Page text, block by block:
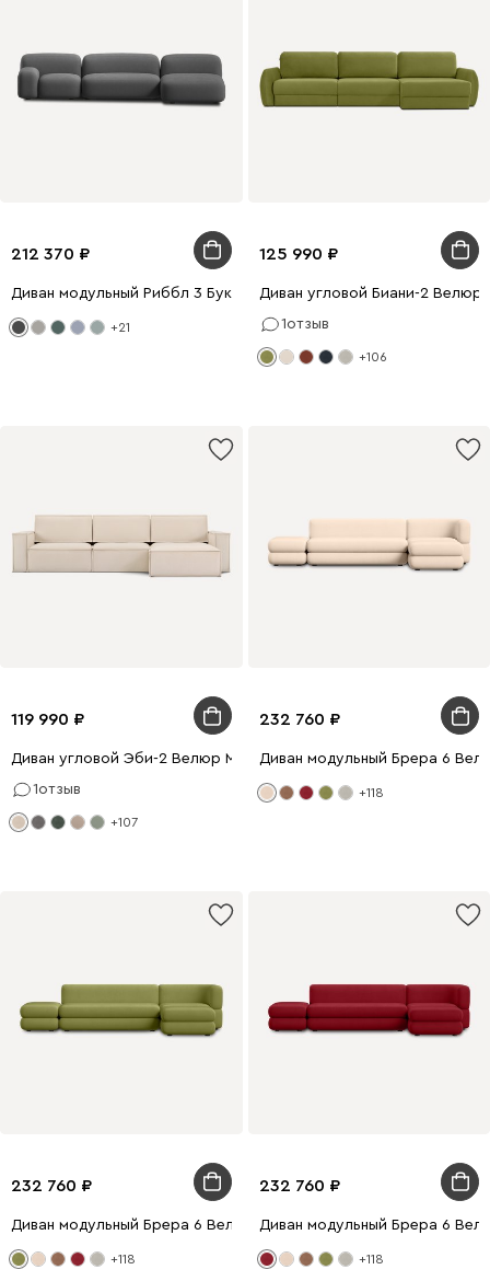
212 370
Диван модульный Риббл 3 Букле Графитовый
+21
125 990
Диван угловой Биани-2 Велюр
1отзыв
+106
119 990
Диван угловой Эби-2 Велюр Молочный
1отзыв
+107
232 760
Диван модульный Брера 6
+118
232 760
Диван модульный Брера 6 Велюр Оливковый
+118
232 760
Диван модульный Брера 6
+118